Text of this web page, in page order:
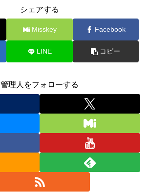
シェアする
Misskey Facebook
LINE コピー
管理人をフォローする